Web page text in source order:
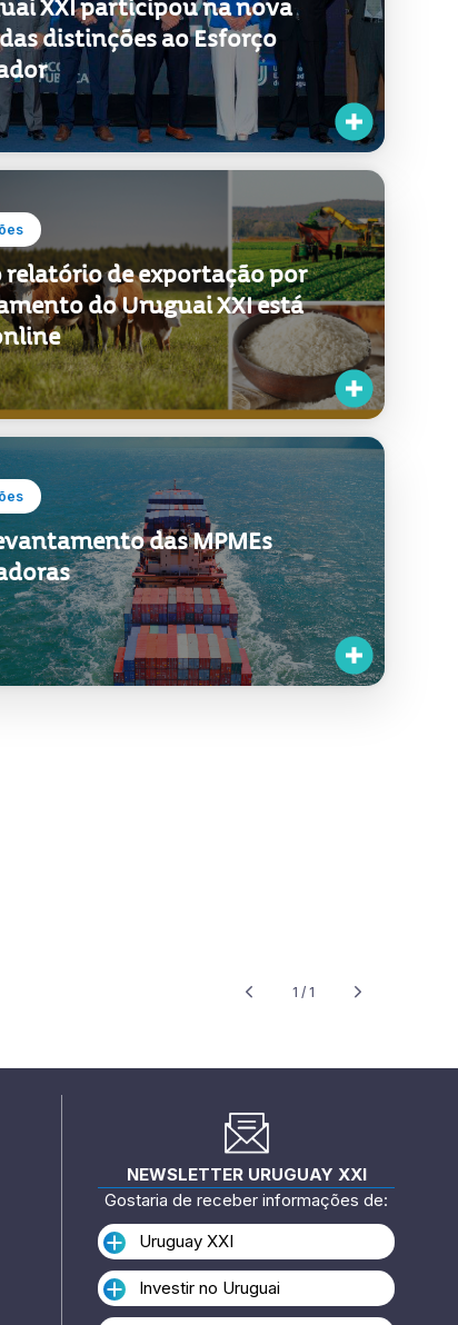
relatório de exportação por
do Uruguai XXI está
das MPMEs
NEWSLETTER URUGUAY XXI
Gostaria de receber informações de:
Uruguay XXI
Investir no Uruguai